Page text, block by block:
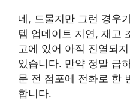
네, 드물지만 그런 경우
템 업데이트 지연, 재고
고에 있어 아직 진열되
있습니다. 만약 정말 급
문 전 점포에 전화로 한
합니다.